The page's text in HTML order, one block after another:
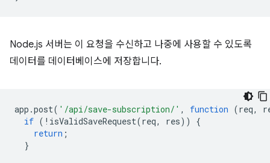
Node.js 서버는 이 요청을 수신하고 나중에 사용할 수 있도록
데이터를 데이터베이스에 저장합니다.
app .post( '/api/save-subscription/' , function (req,
if ( ! isValidSaveRequest(req, res))
{
return ;
}